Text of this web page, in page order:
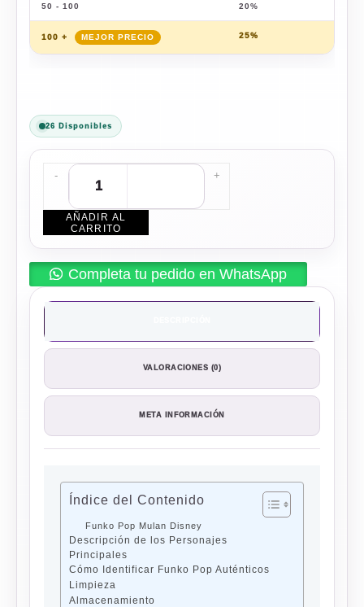
50 - 100 20%
100 + 25%
26 Disponibles
- +
AÑADIR AL
CARRITO
Completa tu pedido en WhatsApp
VALORACIONES (0)
META INFORMACIÓN
Índice del Contenido
Funko Pop Mulan Disney
Descripción de los Personajes
Principales
Cómo Identificar Funko Pop Auténticos
Limpieza
Almacenamiento